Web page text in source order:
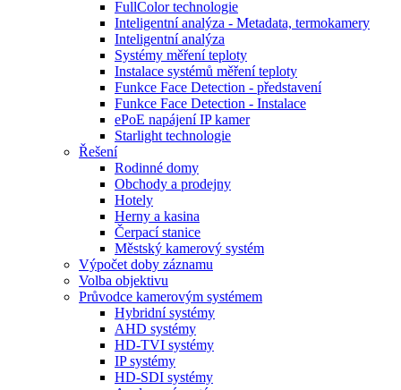
FullColor technologie
Inteligentní analýza - Metadata, termokamery
Inteligentní analýza
Systémy měření teploty
Instalace systémů měření teploty
Funkce Face Detection - představení
Funkce Face Detection - Instalace
ePoE napájení IP kamer
Starlight technologie
Řešení
Rodinné domy
Obchody a prodejny
Hotely
Herny a kasina
Čerpací stanice
Městský kamerový systém
Výpočet doby záznamu
Volba objektivu
Průvodce kamerovým systémem
Hybridní systémy
AHD systémy
HD-TVI systémy
IP systémy
HD-SDI systémy